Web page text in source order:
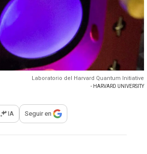
Laboratorio del Harvard Quantum Initiative
- HARVARD UNIVERSITY
opciones para compartir
IA Seguir en